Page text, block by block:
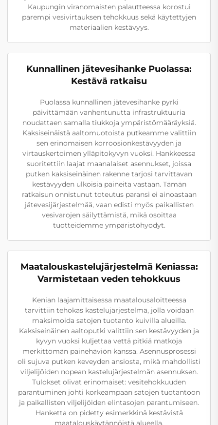
Kaupungin viranomaisten palautteessa korostui
parempi vesivirtauksen tehokkuus sekä käytettyjen
materiaalien kestävyys.
Kunnallinen jätevesihanke Puolassa:
Kestävä ratkaisu
Puolassa kunnallinen jätevesihanke pyrki
päivittämään vanhentunutta infrastruktuuria
noudattaen samalla tiukkoja ympäristömääräyksiä.
Kaksiseinäistä aaltomuotoista putkeamme valittiin
sen erinomaisen korroosionkestävyyden ja
virtauskertoimen ylläpitokyvyn vuoksi. Hankkeessa
suoritettiin laajat maanalaiset asennukset, joissa
putken kaksiseinäinen rakenne tarjosi tarvittavan
kestävyyden ulkoisia paineita vastaan. Tämän
ratkaisun onnistunut toteutus paransi ei ainoastaan
jätevesijärjestelmää, vaan edisti myös paikallisten
vesivarojen säilyttämistä, mikä osoittaa
tuotteidemme ympäristöhyödyt.
Maatalouskastelujärjestelmä Keniassa:
Varmistetaan veden tehokkuus
Kenian laajamittaisessa maatalousaloitteessa
tarvittiin tehokas kastelujärjestelmä, jolla voidaan
maksimoida satojen tuotanto kuivilla alueilla.
Kaksiseinäinen aaltoputki valittiin sen kestävyyden ja
kyvyn vuoksi kuljettaa vettä pitkiä matkoja
merkittömän painehäviön kanssa. Asennusprosessi
oli sujuva putken keveyden ansiosta, mikä mahdollisti
viljelijöiden nopean kastelujärjestelmän asennuksen.
Tulokset olivat erinomaiset: vesitehokkuuden
parantuminen johti korkeampaan satojen tuotantoon
ja paikallisten viljelijöiden elintasojen parantumiseen.
Hanketta on pidetty esimerkkinä kestävistä
maatalouskäytännöistä alueella.